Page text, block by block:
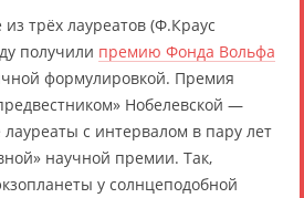
трёх лауреатов (Ф.Краус
получили премию Фонда Вольфа
формулировкой. Премия
Нобелевской —
лауреаты с интервалом в пару лет
научной премии. Так,
у солнцеподобной